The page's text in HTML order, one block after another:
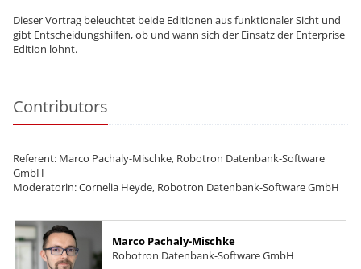
Dieser Vortrag beleuchtet beide Editionen aus funktionaler Sicht und
gibt Entscheidungshilfen, ob und wann sich der Einsatz der Enterprise
Edition lohnt.
Contributors
Referent: Marco Pachaly-Mischke, Robotron Datenbank-Software
GmbH
Moderatorin: Cornelia Heyde, Robotron Datenbank-Software GmbH
Marco Pachaly-Mischke
Robotron Datenbank-Software GmbH